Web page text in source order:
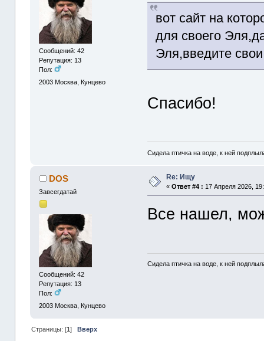
Сообщений: 42
Репутация: 13
Пол:
2003 Москва, Кунцево
вот сайт на
для своего
Эля,введите
Спасибо!
Сидела птичка на воде, к ней
DOS
Завсегдатай
Сообщений: 42
Репутация: 13
Пол:
2003 Москва, Кунцево
Re: Ищу
«Ответ #4 : 17 Апреля 2026,
Все нашел,
Сидела птичка на воде, к ней
Страницы: [1] Вверх